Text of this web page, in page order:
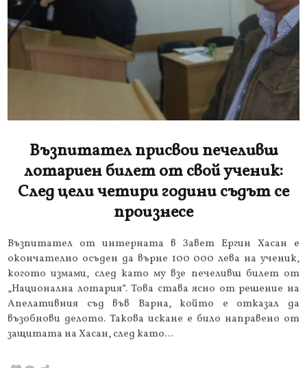
Възпитател присвои печеливш
лотариен билет от свой ученик:
След цели четири години съдът се
произнесе
Възпитател от интерната в Завет Ергин Хасан е
окончателно осъден да върне 100 000 лева на ученик,
когото измами, след като му взе печеливш билет от
„Национална лотария“. Това става ясно от решение на
Апелативния съд във Варна, който е отказал да
възобнови делото. Такова искане е било направено от
защитата на Хасан, след като…